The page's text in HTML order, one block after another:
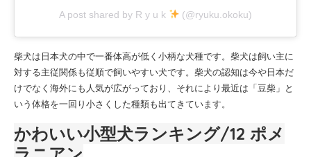
A post shared by R y u k (@ryuku.okoku)
柴犬は日本犬の中で一番体高が低く小柄な犬種です。柴犬は飼い主に
対する主従関係も従順で飼いやすい犬です。柴犬の認知は今や日本だ
けでなく海外にも人気が広がっており、それにより最近は「豆柴」と
いう体格を一回り小さくした種類も出てきています。
かわいい小型犬ランキング/12 ポメ